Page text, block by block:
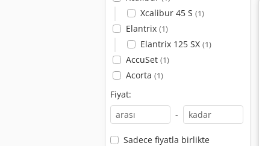
Xcalibur 45 S (1)
Elantrix (1)
Elantrix 125 SX (1)
AccuSet (1)
Acorta (1)
Fiyat:
-
Sadece fiyatla birlikte